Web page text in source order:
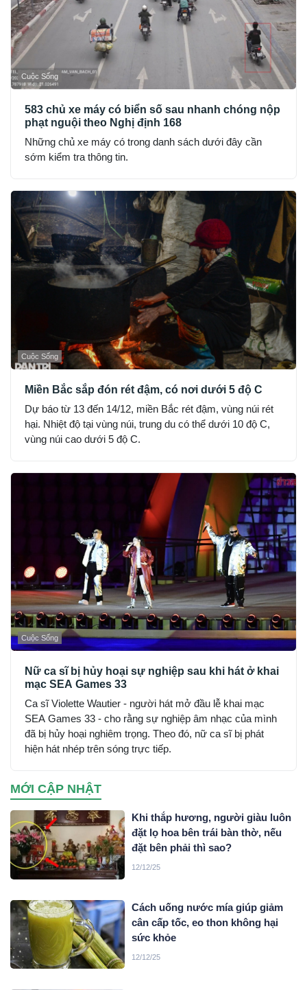
Cuộc Sống
583 chủ xe máy có biển số sau nhanh chóng nộp
phạt nguội theo Nghị định 168
Những chủ xe máy có trong danh sách dưới đây cần
sớm kiểm tra thông tin.
Cuộc Sống
Miền Bắc sắp đón rét đậm, có nơi dưới 5 độ C
Dự báo từ 13 đến 14/12, miền Bắc rét đậm, vùng núi rét
hại. Nhiệt độ tại vùng núi, trung du có thể dưới 10 độ C,
vùng núi cao dưới 5 độ C.
Cuộc Sống
Nữ ca sĩ bị hủy hoại sự nghiệp sau khi hát ở khai
mạc SEA Games 33
Ca sĩ Violette Wautier - người hát mở đầu lễ khai mạc
SEA Games 33 - cho rằng sự nghiệp âm nhạc của mình
đã bị hủy hoại nghiêm trọng. Theo đó, nữ ca sĩ bị phát
hiện hát nhép trên sóng trực tiếp.
MỚI CẬP NHẬT
Khi thắp hương, người giàu luôn
đặt lọ hoa bên trái bàn thờ, nếu
đặt bên phải thì sao?
12/12/25
Cách uống nước mía giúp giảm
cân cấp tốc, eo thon không hại
sức khỏe
12/12/25